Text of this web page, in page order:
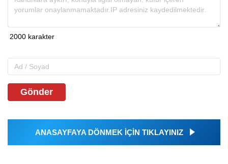
Gönder
ANASAYFAYA DÖNMEK İÇİN TIKLAYINIZ